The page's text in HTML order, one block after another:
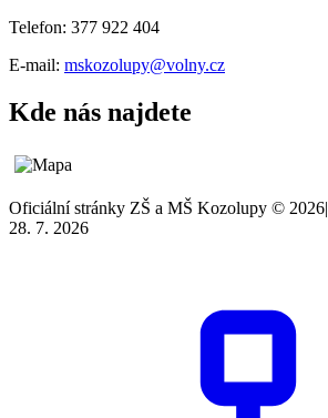
Telefon: 377 922 404
E-mail: mskozolupy@volny.cz
Kde nás najdete
Oficiální stránky ZŠ a MŠ Kozolupy © 2026|
28. 7. 2026